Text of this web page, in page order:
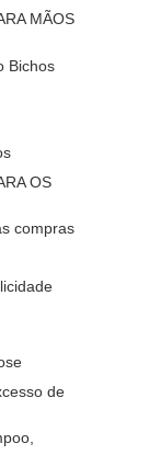
MÃOS
Bichos
OS
compras
de